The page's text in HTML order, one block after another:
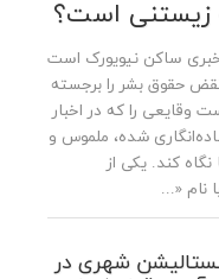
است؟
ساکن نیویورک است
حقوق بشر را برجسته
وقایعی را که در اخبار
شده، ملموس و
نگاه کند. یکی از
نام «...
شهری در